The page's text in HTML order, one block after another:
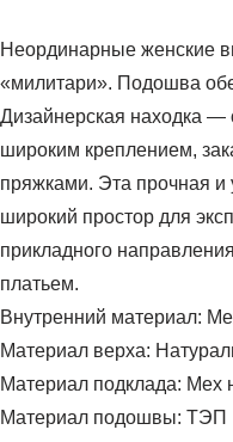
Неординарные женские
«милитари». Подошва
Дизайнерская находка —
широким креплением,
пряжками. Эта прочная и
широкий простор для
прикладного
платьем.
Внутренний материал:
Материал верха:
Материал подклада: Мех
Материал подошвы: ТЭП